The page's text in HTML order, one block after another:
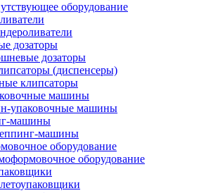
оборудование
дозаторы
дозаторы
(диспенсеры)
клипсаторы
машины
упаковочные машины
машины
машины
оборудование
оборудование